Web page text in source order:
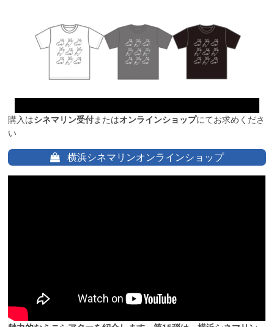
購入はシネマリン受付またはオンラインショップにてお求めくださ
い
横浜シネマリンオンラインショップ